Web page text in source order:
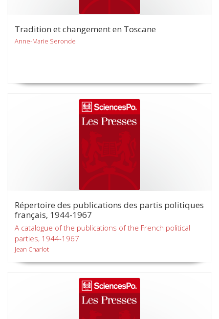
Tradition et changement en Toscane
Anne-Marie Seronde
Répertoire des publications des partis politiques
français, 1944-1967
A catalogue of the publications of the French political
parties, 1944-1967
Jean Charlot